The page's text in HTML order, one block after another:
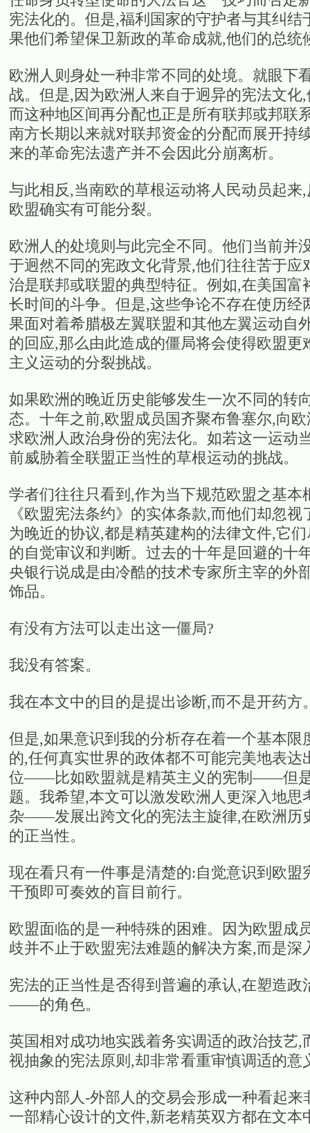
宪法化的。但是,福利国家的守护者与其纠
果他们希望保卫新政的革命成就,他们的总统
欧洲人则身处一种非常不同的处境。就眼下
战。但是,因为欧洲人来自于迥异的宪法文
而这种地区间再分配也正是所有联邦或邦联
南方长期以来就对联邦资金的分配而展开持
来的革命宪法遗产并不会因此分崩离析。
与此相反,当南欧的草根运动将人民动员起
欧盟确实有可能分裂。
欧洲人的处境则与此完全不同。他们当前并
于迥然不同的宪政文化背景,他们往往苦于
治是联邦或联盟的典型特征。例如,在美国
长时间的斗争。但是,这些争论不存在使历
果面对着希腊极左翼联盟和其他左翼运动自
的回应,那么由此造成的僵局将会使得欧盟
主义运动的分裂挑战。
如果欧洲的晚近历史能够发生一次不同的转
态。十年之前,欧盟成员国齐聚布鲁塞尔,向
求欧洲人政治身份的宪法化。如若这一运动
前威胁着全联盟正当性的草根运动的挑战。
学者们往往只看到,作为当下规范欧盟之基
《欧盟宪法条约》的实体条款,而他们却忽
为晚近的协议,都是精英建构的法律文件,它
的自觉审议和判断。过去的十年是回避的十
央银行说成是由冷酷的技术专家所主宰的外
饰品。
有没有方法可以走出这一僵局?
我没有答案。
我在本文中的目的是提出诊断,而不是开药方
但是,如果意识到我的分析存在着一个基本
的,任何真实世界的政体都不可能完美地表
位——比如欧盟就是精英主义的宪制——但是
题。我希望,本文可以激发欧洲人更深入地
杂——发展出跨文化的宪法主旋律,在欧洲历
的正当性。
现在看只有一件事是清楚的:自觉意识到欧
干预即可奏效的盲目前行。
欧盟面临的是一种特殊的困难。因为欧盟成
歧并不止于欧盟宪法难题的解决方案,而是深
宪法的正当性是否得到普遍的承认,在塑造
——的角色。
英国相对成功地实践着务实调适的政治技艺
视抽象的宪法原则,却非常看重审慎调适的意
这种内部人-外部人的交易会形成一种看起
一部精心设计的文件,新老精英双方都在文